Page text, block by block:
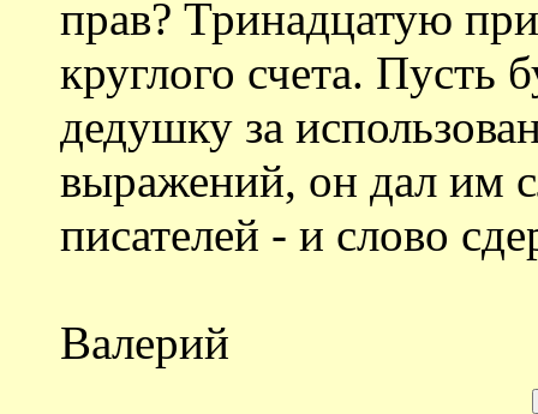
прав? Тринадцатую
круглого счета. Пусть
дедушку за
выражений, он дал им
писателей - и слово
Валерий